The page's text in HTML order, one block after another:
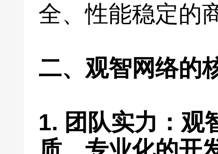
全、性能稳定的
二、观智网络的
1. 团队实力：观